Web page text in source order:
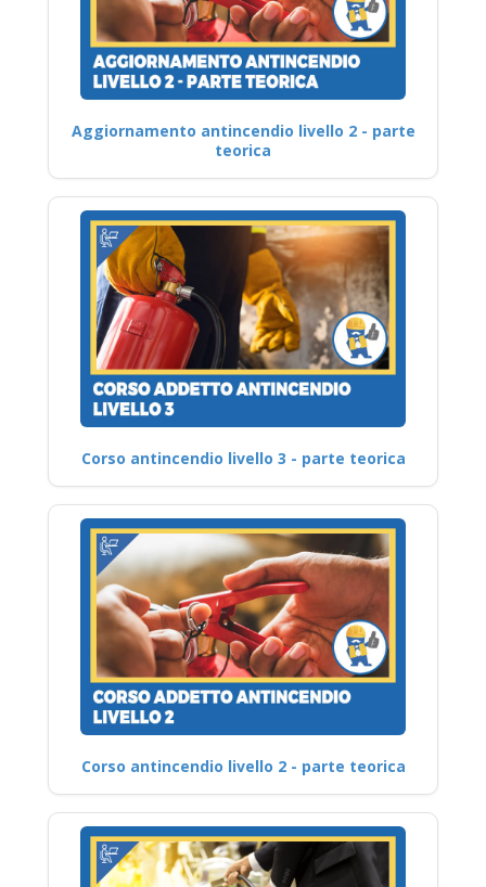
Aggiornamento antincendio livello 2 - parte
teorica
Corso antincendio livello 3 - parte teorica
Corso antincendio livello 2 - parte teorica